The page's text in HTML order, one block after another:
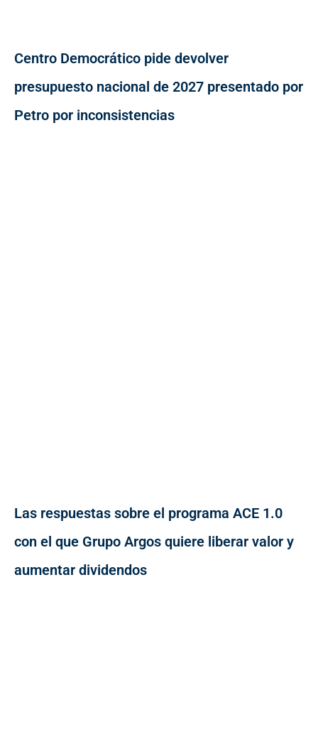
Centro Democrático pide devolver
presupuesto nacional de 2027 presentado por
Petro por inconsistencias
Las respuestas sobre el programa ACE 1.0
con el que Grupo Argos quiere liberar valor y
aumentar dividendos